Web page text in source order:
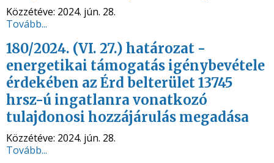
Közzétéve: 2024. jún. 28.
Tovább...
180/2024. (VI. 27.) határozat -
energetikai támogatás igénybevétele
érdekében az Érd belterület 13745
hrsz-ú ingatlanra vonatkozó
tulajdonosi hozzájárulás megadása
Közzétéve: 2024. jún. 28.
Tovább...